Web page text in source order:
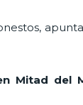
Mitad del